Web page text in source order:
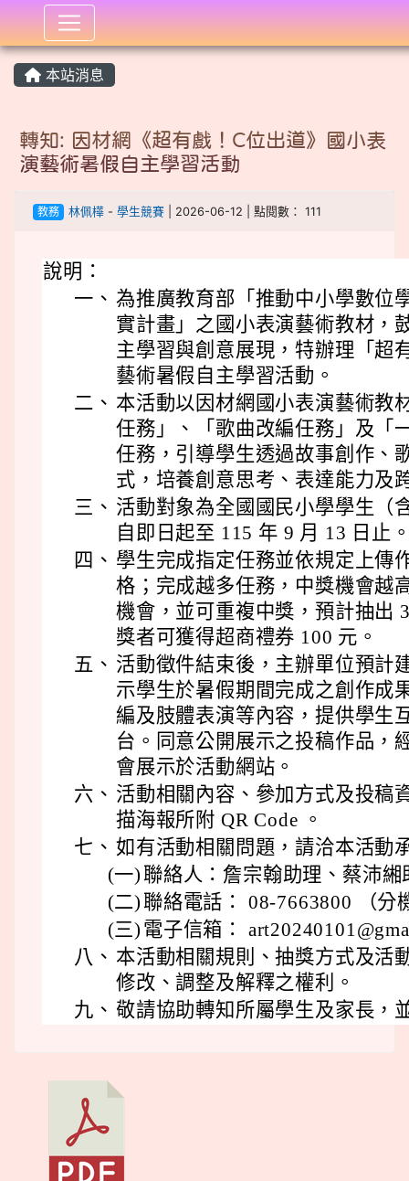
:::
本站消息
轉知: 因材網《超有戲！C位出道》國小表
演藝術暑假自主學習活動
教務 林佩樺- 學生競賽| 2026-06-12 | 點閱數： 111
說明：
一、 為推廣教育部「推動中小學數位
實計畫」之國小表演藝術教材，
主學習與創意展現，特辦理「超
藝術暑假自主學習活動。
二、 本活動以因材網國小表演藝術教
任務」、「歌曲改編任務」及「
任務，引導學生透過故事創作、
式，培養創意思考、表達能力及
三、 活動對象為全國國民小學學生（
自即日起至 115 年 9 月 13 日止
四、 學生完成指定任務並依規定上傳
格；完成越多任務，中獎機會越
機會，並可重複中獎，預計抽出
獎者可獲得超商禮券 100 元。
五、 活動徵件結束後，主辦單位預計
示學生於暑假期間完成之創作成
編及肢體表演等內容，提供學生
台。同意公開展示之投稿作品，
會展示於活動網站。
六、 活動相關內容、參加方式及投稿
描海報所附 QR Code 。
七、 如有活動相關問題，請洽本活動
(一) 聯絡人：詹宗翰助理、蔡沛緗
(二) 聯絡電話： 08-7663800 （分
(三) 電子信箱：
八、 本活動相關規則、抽獎方式及活
修改、調整及解釋之權利。
九、 敬請協助轉知所屬學生及家長，